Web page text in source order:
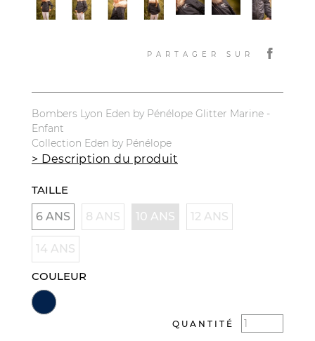
PARTAGER SUR
Bombers Lyon Eden by Pénélope Glitter Marine -
Enfant
Collection Eden by Pénélope
> Description du produit
TAILLE
6 ANS
8 ANS 10 ANS 12 ANS
14 ANS
COULEUR
QUANTITÉ